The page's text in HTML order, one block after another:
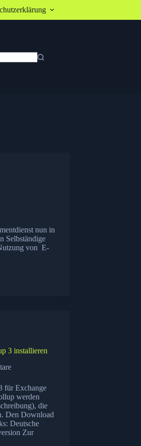
nun in
Selbständige
von E-
3 installieren
für Exchange
werden
die
Den Download
Deutsche
Zur